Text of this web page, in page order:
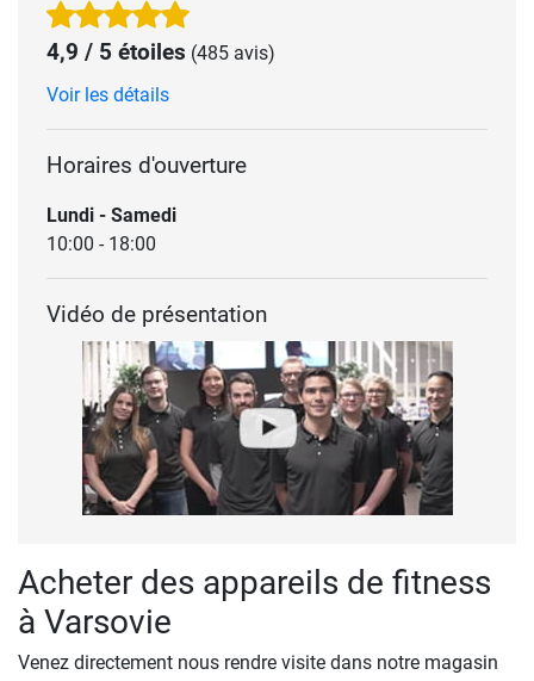
4,9 / 5 étoiles (485 avis)
Voir les détails
Horaires d'ouverture
Lundi - Samedi
10:00 - 18:00
Vidéo de présentation
Acheter des appareils de fitness
à Varsovie
Venez directement nous rendre visite dans notre magasin